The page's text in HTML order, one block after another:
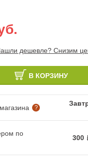
дешевле? Снизим
В КОРЗИНУ
?
по
300